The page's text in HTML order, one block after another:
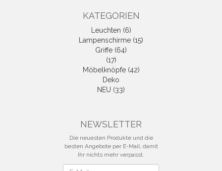
KATEGORIEN
Leuchten (6)
Lampenschirme (15)
Griffe (64)
(17)
Möbelknöpfe (42)
Deko
NEU (33)
NEWSLETTER
Die neuesten Produkte und die
besten Angebote per E-Mail, damit
Ihr nichts mehr verpasst.